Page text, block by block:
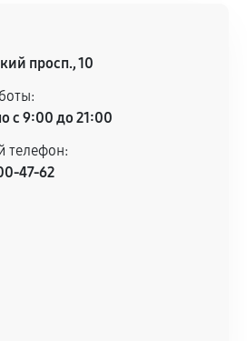
в течение
комплектующей заявленным
подтверждения
просп., 10
с 9:00 до 21:00
телефон:
47-62